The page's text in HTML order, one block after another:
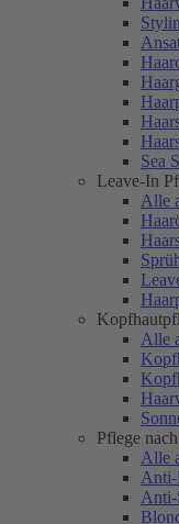
Sea
Leave-In
Alle
Alle
Pflege
Alle
Anti-